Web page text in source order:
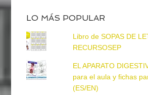
LO MÁS POPULAR
Libro de SOPAS DE
RECURSOSEP
EL APARATO
para el aula y fichas
(ES/EN)